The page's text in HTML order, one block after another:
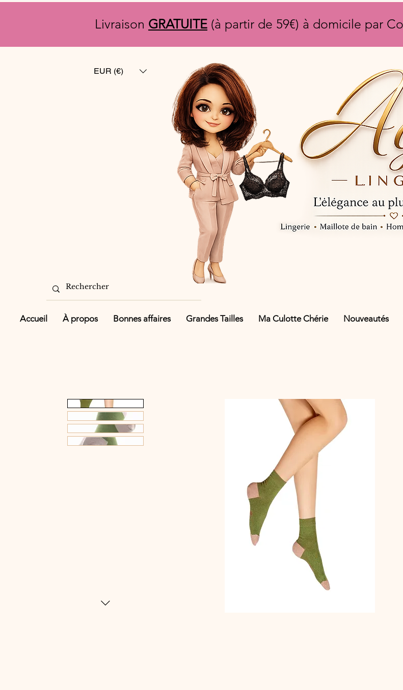
Livraison GRATUITE (à partir de 59€) à domicile par
EUR (€)
Accueil À propos Bonnes affaires Grandes Tailles Ma Culotte Chérie Nouveautés